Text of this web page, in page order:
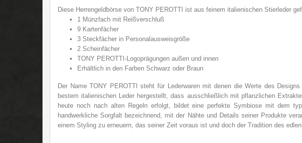
Diese Herrengeldbörse von TONY PEROTTI ist aus feinem italienischen Stierleder
1 Münzfach mit Reißverschluß
9 Kartenfächer
3 Steckfächer in Personalausweisgröße
2 Scheinfächer
TONY PEROTTI-Logoprägungen außen und innen
Erhältlich in den Farben Schwarz oder Braun
Der Name TONY PEROTTI steht für Lederwaren mit denen die Werte des
bestem italienischen Leder hergestellt, dass ausschließlich mit pflanzlichen
heute noch nach alten Regeln erfolgt, bildet eine perfekte Symbiose mit dem
handwerkliche Sorgfalt bezeichnend, mit der Nähte und Details seiner Produkte
einem Styling zu erneuern, das seiner Zeit voraus ist und doch der Tradition des